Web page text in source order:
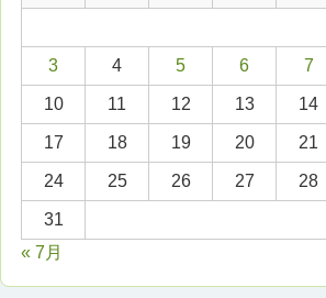
3 4 5 6 7
10 11 12 13 14
17 18 19 20 21
24 25 26 27 28
31
« 7月